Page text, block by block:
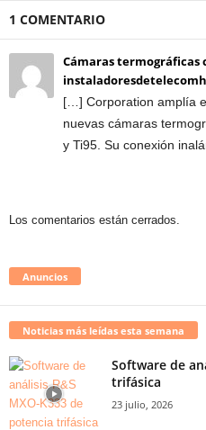
1 COMENTARIO
Cámaras termográficas
[…] Corporation amplía
nuevas cámaras
y Ti95. Su conexión
Los comentarios están cerrados.
Anuncios
Noticias más leídas esta semana
Software de
trifásica
23 julio, 2026